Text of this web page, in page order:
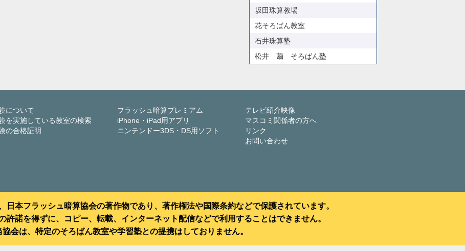
坂田珠算教場
花そろばん教室
石井珠算塾
松井 繭 そろばん塾
について
を実施している教室の検索
の合格証明
フラッシュ暗算プレミアム
iPhone・iPad用アプリ
ニンテンドー3DS・DS用ソフト
テレビ紹介映像
マスコミ関係者の方へ
リンク
お問い合わせ
日本フラッシュ暗算協会の著作物であり、著作権法や国際条約などで保護されています。
許諾を得ずに、コピー、転載、インターネット配信などで利用することはできません。
協会は、特定のそろばん教室や学習塾との提携はしておりません。